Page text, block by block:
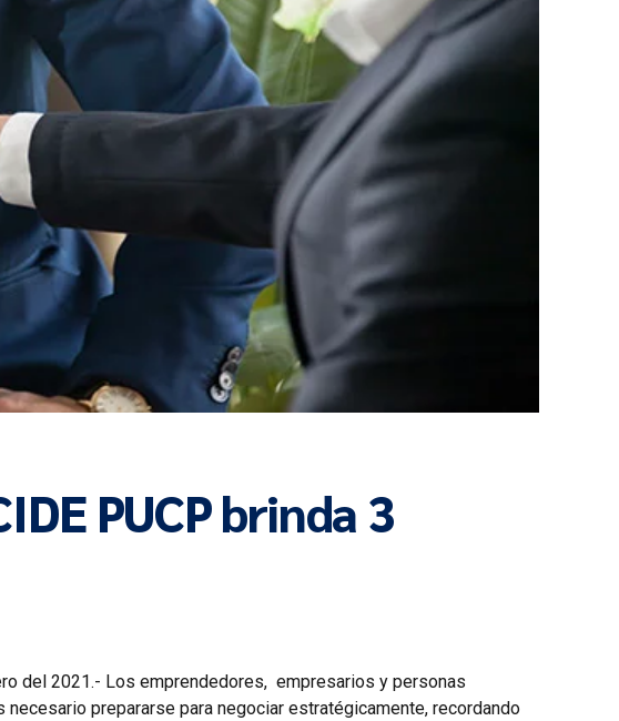
PUCP brinda 3
del 2021.- Los emprendedores, empresarios y personas
prepararse para negociar estratégicamente, recordando